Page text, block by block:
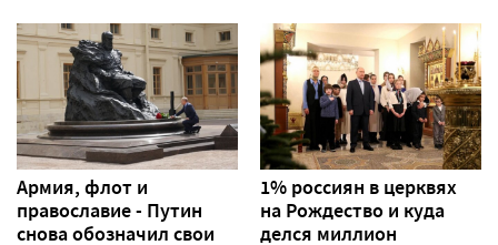
Армия, флот и
православие - Путин
снова обозначил свои
1% россиян в церквях
на Рождество и куда
делся миллион